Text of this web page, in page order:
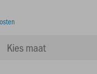
Kies maat